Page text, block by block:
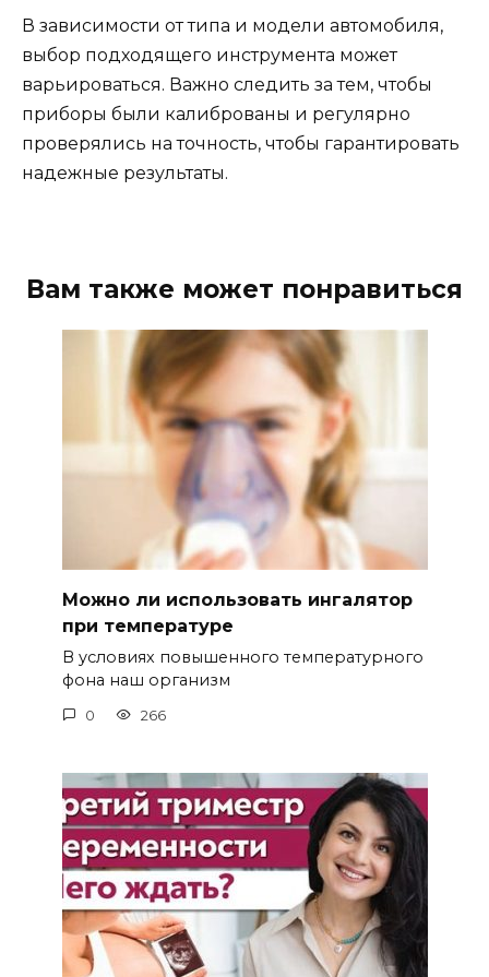
В зависимости от типа и модели автомобиля,
выбор подходящего инструмента может
варьироваться. Важно следить за тем, чтобы
приборы были калиброваны и регулярно
проверялись на точность, чтобы гарантировать
надежные результаты.
Вам также может понравиться
Можно ли использовать ингалятор
при температуре
В условиях повышенного температурного
фона наш организм
0 266